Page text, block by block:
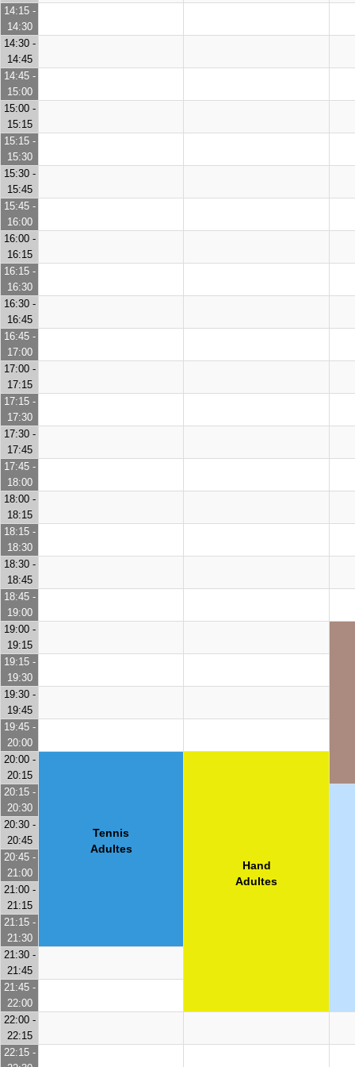
14:15 -
14:30
14:30 -
14:45
14:45 -
15:00
15:00 -
15:15
15:15 -
15:30
15:30 -
15:45
15:45 -
16:00
16:00 -
16:15
16:15 -
16:30
16:30 -
16:45
16:45 -
17:00
17:00 -
17:15
17:15 -
17:30
17:30 -
17:45
17:45 -
18:00
18:00 -
18:15
18:15 -
18:30
18:30 -
18:45
18:45 -
19:00
19:00 -
19:15
19:15 -
19:30
19:30 -
19:45
19:45 -
20:00
20:00 -
20:15
Tennis
Adultes
Hand
Adultes
20:15 -
20:30
20:30 -
20:45
20:45 -
21:00
21:00 -
21:15
21:15 -
21:30
21:30 -
21:45
21:45 -
22:00
22:00 -
22:15
22:15 -